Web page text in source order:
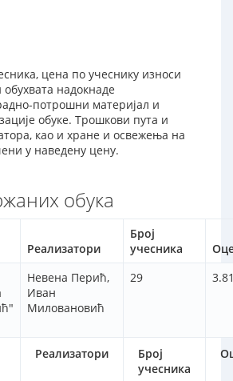
цена по учеснику износи
надокнаде
потрошни материјал и
обуке. Трошкови пута и
као и хране и освежења на
у наведену цену.
обука
Реализатори
Број
учесника
Реализатори
Број
учесника
Невена Перић,
Иван
Миловановић
29